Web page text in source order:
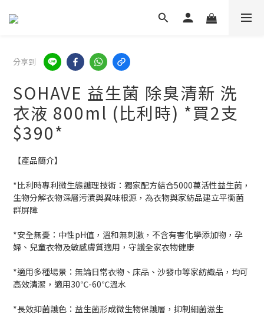
分享到
SOHAVE 益生菌 除臭清新 洗
衣液 800ml (比利時) *買2支
$390*
【產品簡介】
*比利時專利微生態護理技術：獨家配方結合5000萬活性益生菌，
生物分解衣物深層污漬與異味根源，為衣物與家紡品建立平衡菌
群屏障
*安全無憂：中性pH值，溫和無刺激，不含有害化學添加物，孕
婦、兒童衣物及敏感膚質適用，守護全家衣物健康
*適用多種場景：無論日常衣物、床品、沙發巾等家紡織品，均可
高效清潔，適用30℃-60℃溫水
*長效抑菌護色：益生菌形成微生物保護層，抑制細菌滋生